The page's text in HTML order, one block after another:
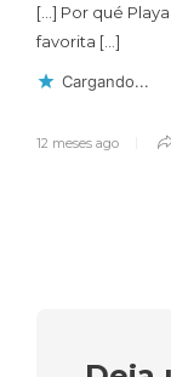
[…] Por qué
favorita […]
Cargando...
12 meses ago